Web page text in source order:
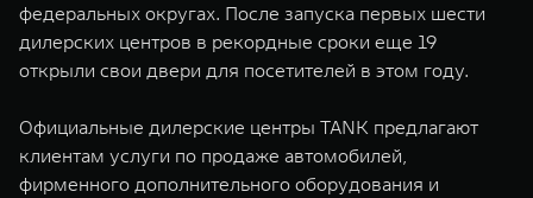
федеральных округах. После запуска первых шести
дилерских центров в рекордные сроки еще 19
открыли свои двери для посетителей в этом году.
Официальные дилерские центры TANK предлагают
клиентам услуги по продаже автомобилей,
фирменного дополнительного оборудования и